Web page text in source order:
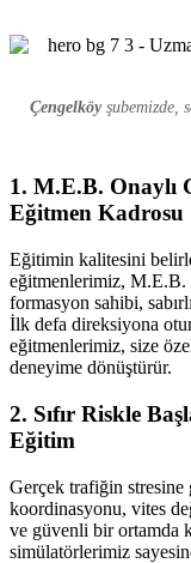
Çengelköyşubemizde,
1. M.E.B. Onaylı
Eğitmen Kadrosu
Eğitimin kalitesini
eğitmenlerimiz, M.E.B.
formasyon sahibi,
İlk defa direksiyona
eğitmenlerimiz, size
deneyime dönüştürür.
2. Sıfır Riskle
Eğitim
Gerçek trafiğin
koordinasyonu, vites
ve güvenli bir ortamda
simülatörlerimiz